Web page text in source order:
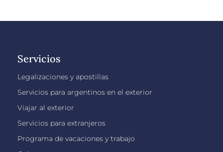
Servicios
Legalizaciones y apostillas
Servicios para argentinos en el exterior
Viajar al exterior
Servicios para extranjeros
Programa de vacaciones y trabajo